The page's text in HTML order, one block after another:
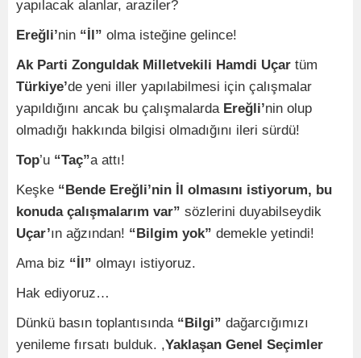
yapılacak alanlar, araziler?
Ereğli’nin “İl” olma isteğine gelince!
Ak Parti Zonguldak Milletvekili Hamdi Uçar tüm
Türkiye’de yeni iller yapılabilmesi için çalışmalar
yapıldığını ancak bu çalışmalarda Ereğli’nin olup
olmadığı hakkında bilgisi olmadığını ileri sürdü!
Top’u “Taç”a attı!
Keşke “Bende Ereğli’nin İl olmasını istiyorum, bu
konuda çalışmalarım var” sözlerini duyabilseydik
Uçar’ın ağzından! “Bilgim yok” demekle yetindi!
Ama biz “İl” olmayı istiyoruz.
Hak ediyoruz…
Dünkü basın toplantısında “Bilgi” dağarcığımızı
yenileme fırsatı bulduk. ,Yaklaşan Genel Seçimler